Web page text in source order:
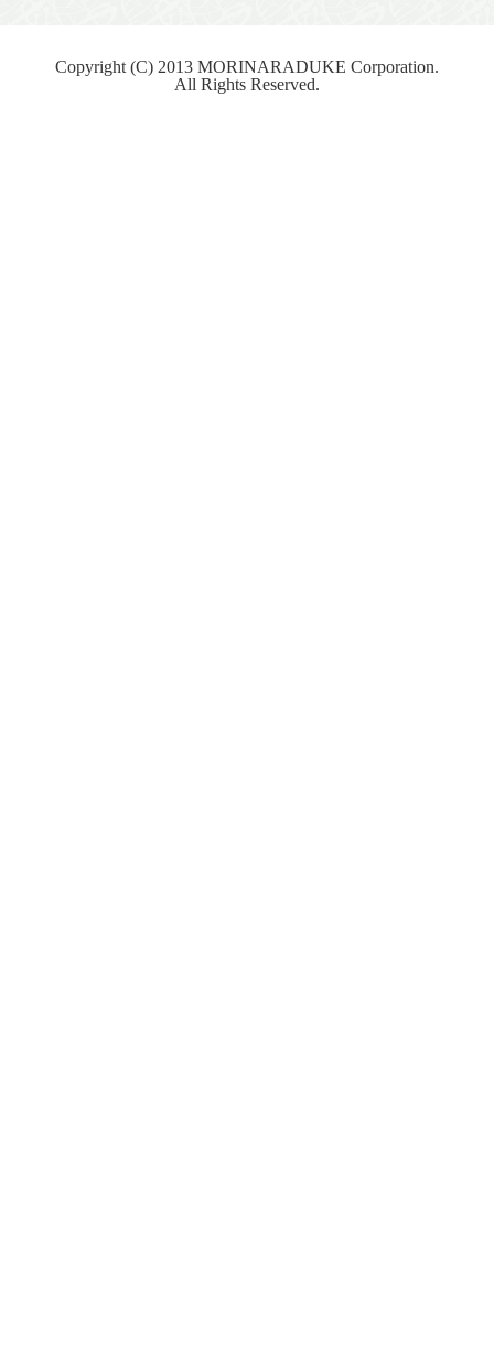
Copyright (C) 2013 MORINARADUKE Corporation.
All Rights Reserved.